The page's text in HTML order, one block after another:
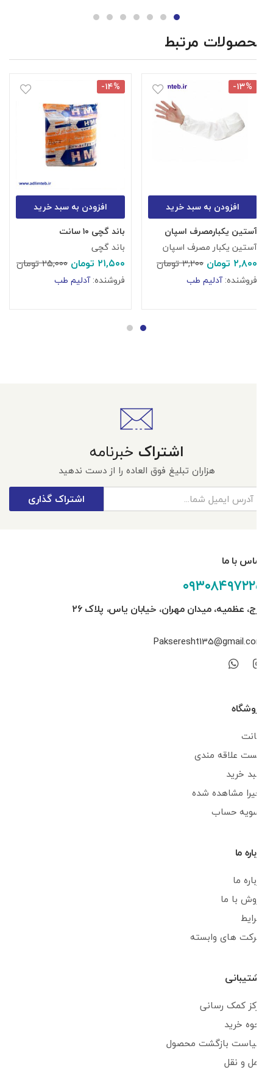
محصولات مرتبط
افزودن به سبد خرید
-۱۳%
آستین یکبارمصرف اسپان
آستین یکبار مصرف اسپان
۲,۸۰۰تومان۳,۲۰۰تومان
فروشنده:آدلیم طب
افزودن به سبد خرید
-۱۴%
باند گچی ۱۰ سانت
باند گچی
۲۱,۵۰۰ تومان۲۵,۰۰۰تومان
فروشنده:آدلیم طب
اشتراکخبرنامه
هزاران تبلیغ فوق العاده را از دست ندهید
اشتراک گذاری
تماس با ما
۰۹۳۰۸۴۹۷۲۲۵
کرج، عظمیه، میدان مهران، خیابان یاس، پلاک ۲۶
Pakseresht135@gmail.com
فروشگاه
اکانت
لیست علاقه مندی
سبد خرید
اخیرا مشاهده شده
تسویه حساب
درباره ما
درباره ما
فروش با ما
شرایط
شرکت های وابسته
پشتیبانی
مرکز کمک رسانی
نحوه خرید
سیاست بازگشت محصول
حمل و نقل